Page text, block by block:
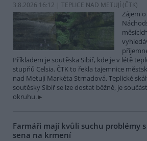
3.8.2026 16:12 | TEPLICE NAD METUJÍ (ČTK)
Zájem
Příkladem je soutěska Sibiř, kde je v létě
stupňů Celsia. ČTK to řekla tajemnice
nad Metují Markéta Strnadová. Teplické
soutěsky Sibiř se lze dostat běžně, je
okruhu.
Farmáři mají kvůli suchu problémy
sena na krmení